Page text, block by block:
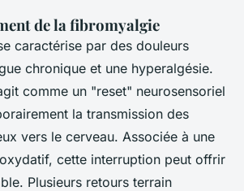
de la fibromyalgie
caractérise par des douleurs
chronique et une hyperalgésie.
comme un "reset" neurosensoriel
la transmission des
vers le cerveau. Associée à une
cette interruption peut offrir
Plusieurs retours terrain